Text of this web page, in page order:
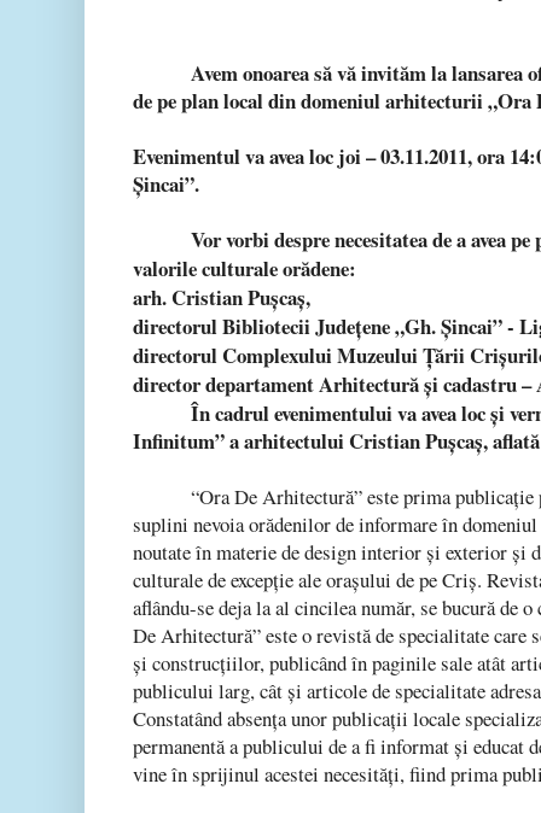
Avem onoarea să vă invităm la lansarea
de pe plan local din domeniul arhitecturii „Ora
Evenimentul va avea loc joi – 03.11.2011, ora
Şincai”.
Vor vorbi despre necesitatea de a avea
valorile culturale orădene:
arh. Cristian Puşcaş,
directorul Bibliotecii Judeţene „Gh. Şincai” -
directorul Complexului Muzeului Ţării
director departament Arhitectură şi cadastru –
În cadrul evenimentului va avea loc şi
Infinitum” a arhitectului Cristian Puşcaş,
“Ora De Arhitectură” este prima publicaţie
suplini nevoia orădenilor de informare în
noutate în materie de design interior şi exterior şi
culturale de excepţie ale oraşului de pe Criş.
aflându-se deja la al cincilea număr, se bucură de
De Arhitectură” este o revistă de specialitate care
şi construcţiilor, publicând în paginile sale atât
publicului larg, cât şi articole de specialitate
Constatând absenţa unor publicaţii locale
permanentă a publicului de a fi informat şi educat
vine în sprijinul acestei necesităţi, fiind prima